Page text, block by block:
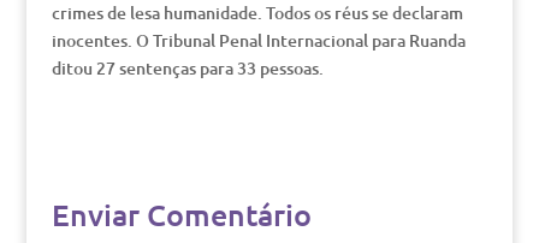
crimes de lesa humanidade. Todos os réus se declaram
inocentes. O Tribunal Penal Internacional para Ruanda
ditou 27 sentenças para 33 pessoas.
Enviar Comentário